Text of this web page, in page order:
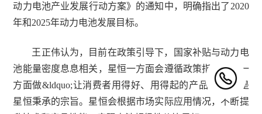
动力电池产业发展行动方案》的通知中，明确指出了2020
年和2025年动力电池发展目标。
王正伟认为，目前在政策引导下，国家补贴与动力电
池能量密度息息相关，星恒一方面会遵循政策指导。另一
方面做&ldquo;让消费者用得好、用得起的产品&rdquo;是
星恒秉承的宗旨。星恒会根据市场实际应用情况，不断提